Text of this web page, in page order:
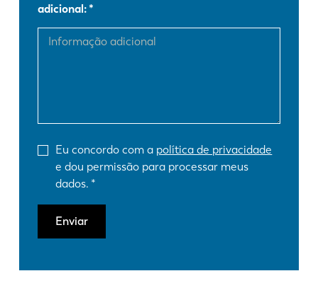
adicional:
Eu concordo com a política de privacidade
e dou permissão para processar meus
dados.
Enviar